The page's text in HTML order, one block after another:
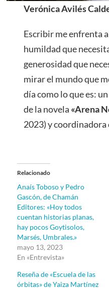
Verónica Avilés
Escribir me enfrenta
humildad que
generosidad que
mirar el mundo que
día como lo que es:
de la novela «Arena
2023) y
Relacionado
Anaís Toboso y Pedro
Gascón, de Chamán
Editores: «Hoy todos
cuentan historias planas,
hay pocos Goytisolos,
Marsés, Umbrales.»
mayo 13, 2023
En «Entrevista»
Reseña de «Escuela de las
órbitas» de Yaiza Martínez